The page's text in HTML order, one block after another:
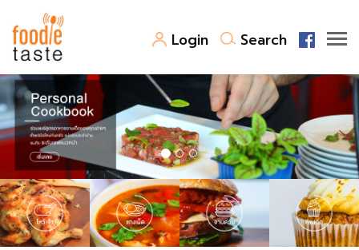
Login Search
สูตรอาหาร
สูตรอาหารล่าสุด
Top Foodie
พาไปชิม
สารพันก้นครัว
เคล็ดลับน่ารู้
FoodPedia